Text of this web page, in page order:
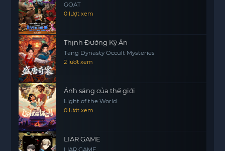
GOAT
0 lượt xem
Thịnh Đường Kỳ Án
Tang Dynasty Occult Mysteries
2 lượt xem
Ánh sáng của thế giới
Light of the World
0 lượt xem
LIAR GAME
LIAR GAME